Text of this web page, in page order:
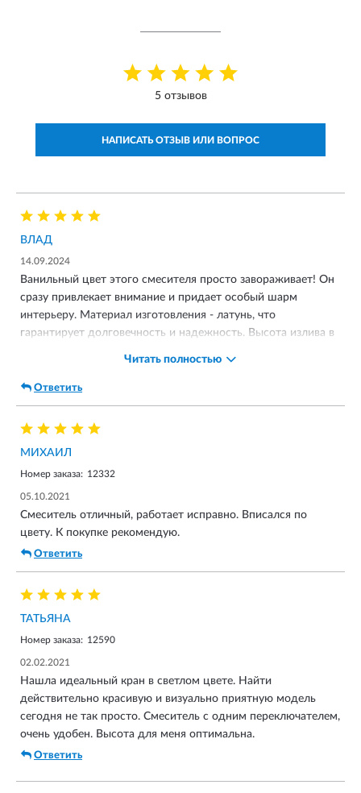
5 отзывов
НАПИСАТЬ ОТЗЫВ ИЛИ ВОПРОС
ВЛАД
14.09.2024
Ванильный цвет этого смесителя просто завораживает! Он
сразу привлекает внимание и придает особый шарм
интерьеру. Материал изготовления - латунь, что
гарантирует долговечность и надежность. Высота излива в
это просто супер функция! Аэратор и керамический
картридж - это уже стандарт, без которого не обходится ни
одна кухня!
Читать полностью
Ответить
МИХАИЛ
Номер заказа: 12332
05.10.2021
Смеситель отличный, работает исправно. Вписался по
цвету. К покупке рекомендую.
Ответить
ТАТЬЯНА
Номер заказа: 12590
02.02.2021
Нашла идеальный кран в светлом цвете. Найти
действительно красивую и визуально приятную модель
сегодня не так просто. Смеситель с одним переключателем,
очень удобен. Высота для меня оптимальна.
Ответить